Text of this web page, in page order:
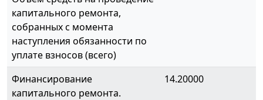
капитального ремонта,
собранных с момента
наступления обязанности по
уплате взносов (всего)
Финансирование
капитального ремонта.
14.20000